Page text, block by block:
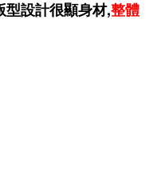
型設計很顯身材,整體